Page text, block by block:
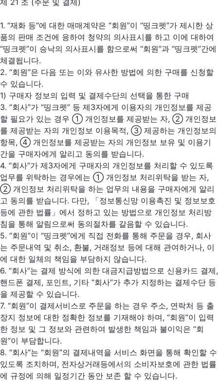
제 21 조 (주문 및 결제)
1. “재화 등”에 대한 매매계약은 “회원”이 “띵크펫”가 제시한 상
품의 판매 조건에 응하여 청약의 의사표시를 하고 이에 대하여
“띵크펫”이 승낙의 의사표시를 함으로써 “회원”과 “띵크펫”간에
체결됩니다.
2. “회원”은 다음 또는 이와 유사한 방법에 의한 구매를 신청할
수 있습니다.
1) 구매자 정보의 입력 및 결제수단의 선택을 통한 구매
3. “회사”가 “띵크펫” 등 제3자에게 이용자의 개인정보를 제공
할 필요가 있는 경우 ① 개인정보를 제공받는 자, ② 개인정보
를 제공받는 자의 개인정보 이용목적, ③ 제공하는 개인정보의
항목, ④ 개인정보를 제공받는 자의 개인정보 보유 및 이용기
간을 구매자에게 알리고 동의를 받습니다.
4. “회사”가 제3자에게 구매자의 개인정보를 처리할 수 있도록
업무를 위탁하는 경우에는 ① 개인정보 처리위탁을 받는 자,
② 개인정보 처리위탁을 하는 업무의 내용을 구매자에게 알리
고 동의를 받습니다. 다만, 「정보통신망 이용촉진 및 정보보호
등에 관한 법률」에서 정하고 있는 방법으로 개인정보 처리방
침을 통해 알림으로써 동의절차를 갈음할 수 있습니다.
5. “회원”이 “띵크펫”에게 직접 전화를 통해 주문을 경우, 회사
는 주문내역 및 취소, 환불, 거래정보 등에 대해 관여하거나, 이
에 대한 일체의 책임을 부담하지 않습니다.
6. “회사”는 결제 방식에 의한 대금지급방법으로 신용카드 결제,
핸드폰 결제, 포인트, 기타 “회사”가 추가 지정하는 결제수단 등
을 제공할 수 있습니다.
7. “회원”이 결제서비스로 주문을 하는 경우 주소, 연락처 등 출
장지 정보에 대한 정확한 정보를 기재해야 하며, “회원”이 입력
한 정보 및 그 정보와 관련하여 발생한 책임과 불이익은 “회
원”이 부담합니다.
8. “회사”는 “회원”의 결제내역을 서비스 화면을 통해 확인할 수
있도록 조치하며, 전자상거래등에서의 소비자보호에 관한 법률
에 규정에 의해 일정기간 동안 보존 할 수 있습니다.